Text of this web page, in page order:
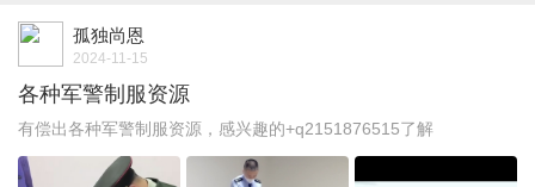
孤独尚恩
2024-11-15
各种军警制服资源
有偿出各种军警制服资源，感兴趣的+q2151876515了解